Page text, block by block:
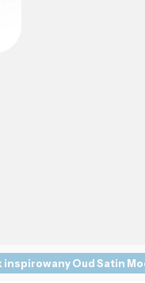
Oud Satin